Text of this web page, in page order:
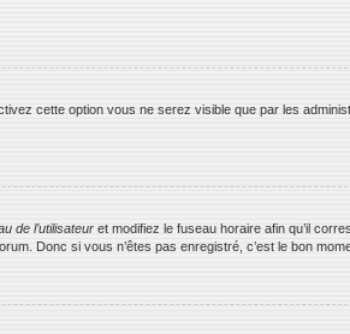
cette option vous ne serez visible que par les
de l’utilisateur et modifiez le fuseau horaire afin qu’il
Donc si vous n’êtes pas enregistré, c’est le bon